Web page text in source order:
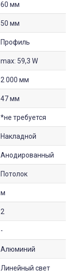
60 мм
50 мм
Профиль
max: 59,3 W
2 000 мм
47 мм
*не требуется
Накладной
Анодированный
Потолок
м
2
-
Алюминий
Линейный свет